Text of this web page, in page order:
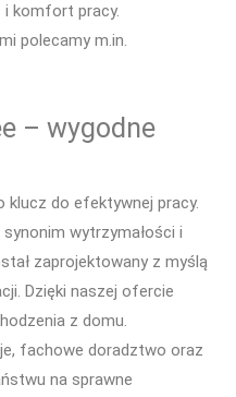
i komfort pracy.
polecamy m.in.
– wygodne
klucz do efektywnej pracy.
wytrzymałości i
zaprojektowany z myślą
Dzięki naszej ofercie
z domu.
fachowe doradztwo oraz
na sprawne